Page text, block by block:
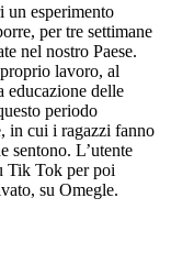
un esperimento
per tre settimane
nel nostro Paese.
lavoro, al
educazione delle
periodo
in cui i ragazzi fanno
sentono. L’utente
Tik Tok per poi
su Omegle.